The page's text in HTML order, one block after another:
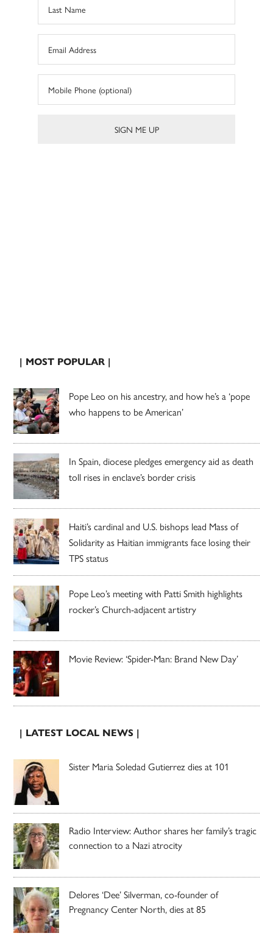
| MOST POPULAR |
Pope Leo on his ancestry, and how he’s a ‘pope
who happens to be American’
In Spain, diocese pledges emergency aid as death
toll rises in enclave’s border crisis
Haiti’s cardinal and U.S. bishops lead Mass of
Solidarity as Haitian immigrants face losing their
TPS status
Pope Leo’s meeting with Patti Smith highlights
rocker’s Church-adjacent artistry
Movie Review: ‘Spider-Man: Brand New Day’
| LATEST LOCAL NEWS |
Sister Maria Soledad Gutierrez dies at 101
Radio Interview: Author shares her family’s tragic
connection to a Nazi atrocity
Delores ‘Dee’ Silverman, co-founder of
Pregnancy Center North, dies at 85